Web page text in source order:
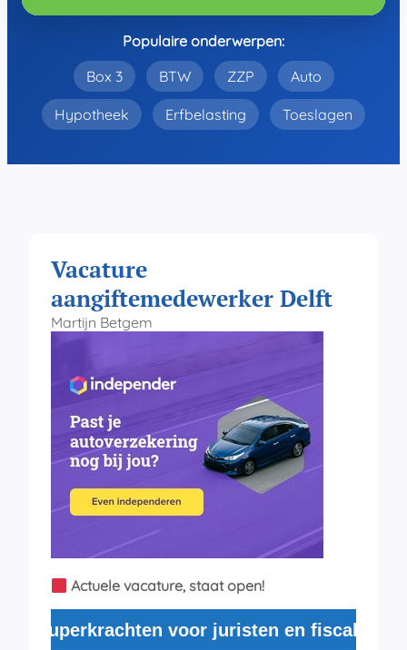
Populaire onderwerpen:
Box 3
BTW ZZP Auto
Hypotheek Erfbelasting Toeslagen
Vacature
aangiftemedewerker Delft
Martijn Betgem
Actuele vacature, staat open!
voor juristen en fiscalisten.